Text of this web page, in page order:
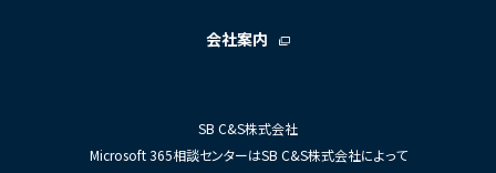
会社案内
SB C&S株式会社
Microsoft 365相談センターはSB C&S株式会社によって